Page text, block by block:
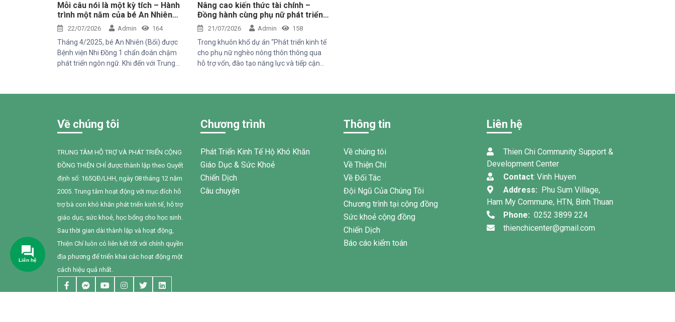
Mỗi câu nói là một kỳ tích – Hành
trình một năm của bé An Nhiên
(Bối)22/07/2026 Admin 164
Tháng 4/2025, bé An Nhiên (Bối) được
Bệnh viện Nhi Đồng 1 chẩn đoán chậm
phát triển ngôn ngữ. Khi đến với Trung
cầu của mình. Sau một năm can thiệp với
ngừng của chính Bối, em đã có những
Nâng cao kiến thức tài chính –
Đồng hành cùng phụ nữ phát triển
sinh kế bền vững
21/07/2026 Admin 158
Trong khuôn khổ dự án “Phát triển kinh tế
cho phụ nữ nghèo nông thôn thông qua
hỗ trợ vốn, đào tạo năng lực và tiếp cận
Trung tâm Thiện Chí đã tổ chức buổi chia
Thuận Nam.
Về chúng tôi
TRUNG TÂM HỖ TRỢ VÀ PHÁT TRIỂN CỘNG
ĐỒNG THIỆN CHÍ được thành lập theo Quyết
định số: 165QĐ/LHH, ngày 08 tháng 12 năm
2005. Trung tâm hoạt động với mục đích hỗ
trợ bà con khó khăn phát triển kinh tế, hỗ trợ
giáo dục, sức khoẻ, học bổng cho học sinh.
Sau thời gian dài thành lập và hoạt động,
Thiện Chí luôn có liên kết tốt với chính quyền
địa phương để triển khai các hoạt động một
cách hiệu quả nhất.
Chương trình
Phát Triển Kinh Tế Hộ Khó Khăn
Giáo Dục & Sức Khoẻ
Chiến Dịch
Câu chuyện
Thông tin
Về chúng tôi
Về Thiện Chí
Về Đối Tác
Đội Ngũ Của Chúng Tôi
Chương trình tại cộng đồng
Sức khoẻ cộng đồng
Chiến Dịch
Báo cáo kiểm toán
Liên hệ
Thien Chi Community Support &
Development Center
Contact: Vinh Huyen
Address: Phu Sum Village,
Ham My Commune, HTN, Binh Thuan
Phone: 0252 3899 224
thienchicenter@gmail.com